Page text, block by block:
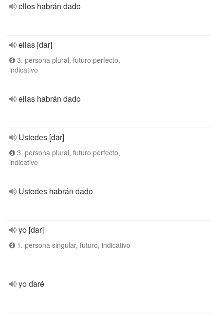
ellos habrán dado
ellas [dar]
3. persona plural, futuro perfecto,
indicativo
ellas habrán dado
Ustedes [dar]
3. persona plural, futuro perfecto,
indicativo
Ustedes habrán dado
yo [dar]
1. persona singular, futuro, indicativo
yo daré